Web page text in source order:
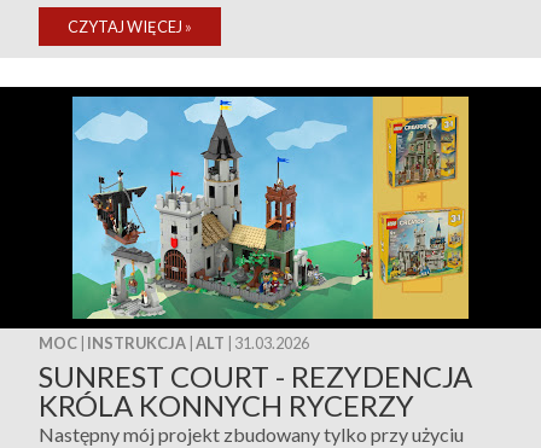
CZYTAJ WIĘCEJ »
MOC INSTRUKCJA ALT | 31.03.2026
SUNREST COURT - REZYDENCJA
KRÓLA KONNYCH RYCERZY
Następny mój projekt zbudowany tylko przy użyciu